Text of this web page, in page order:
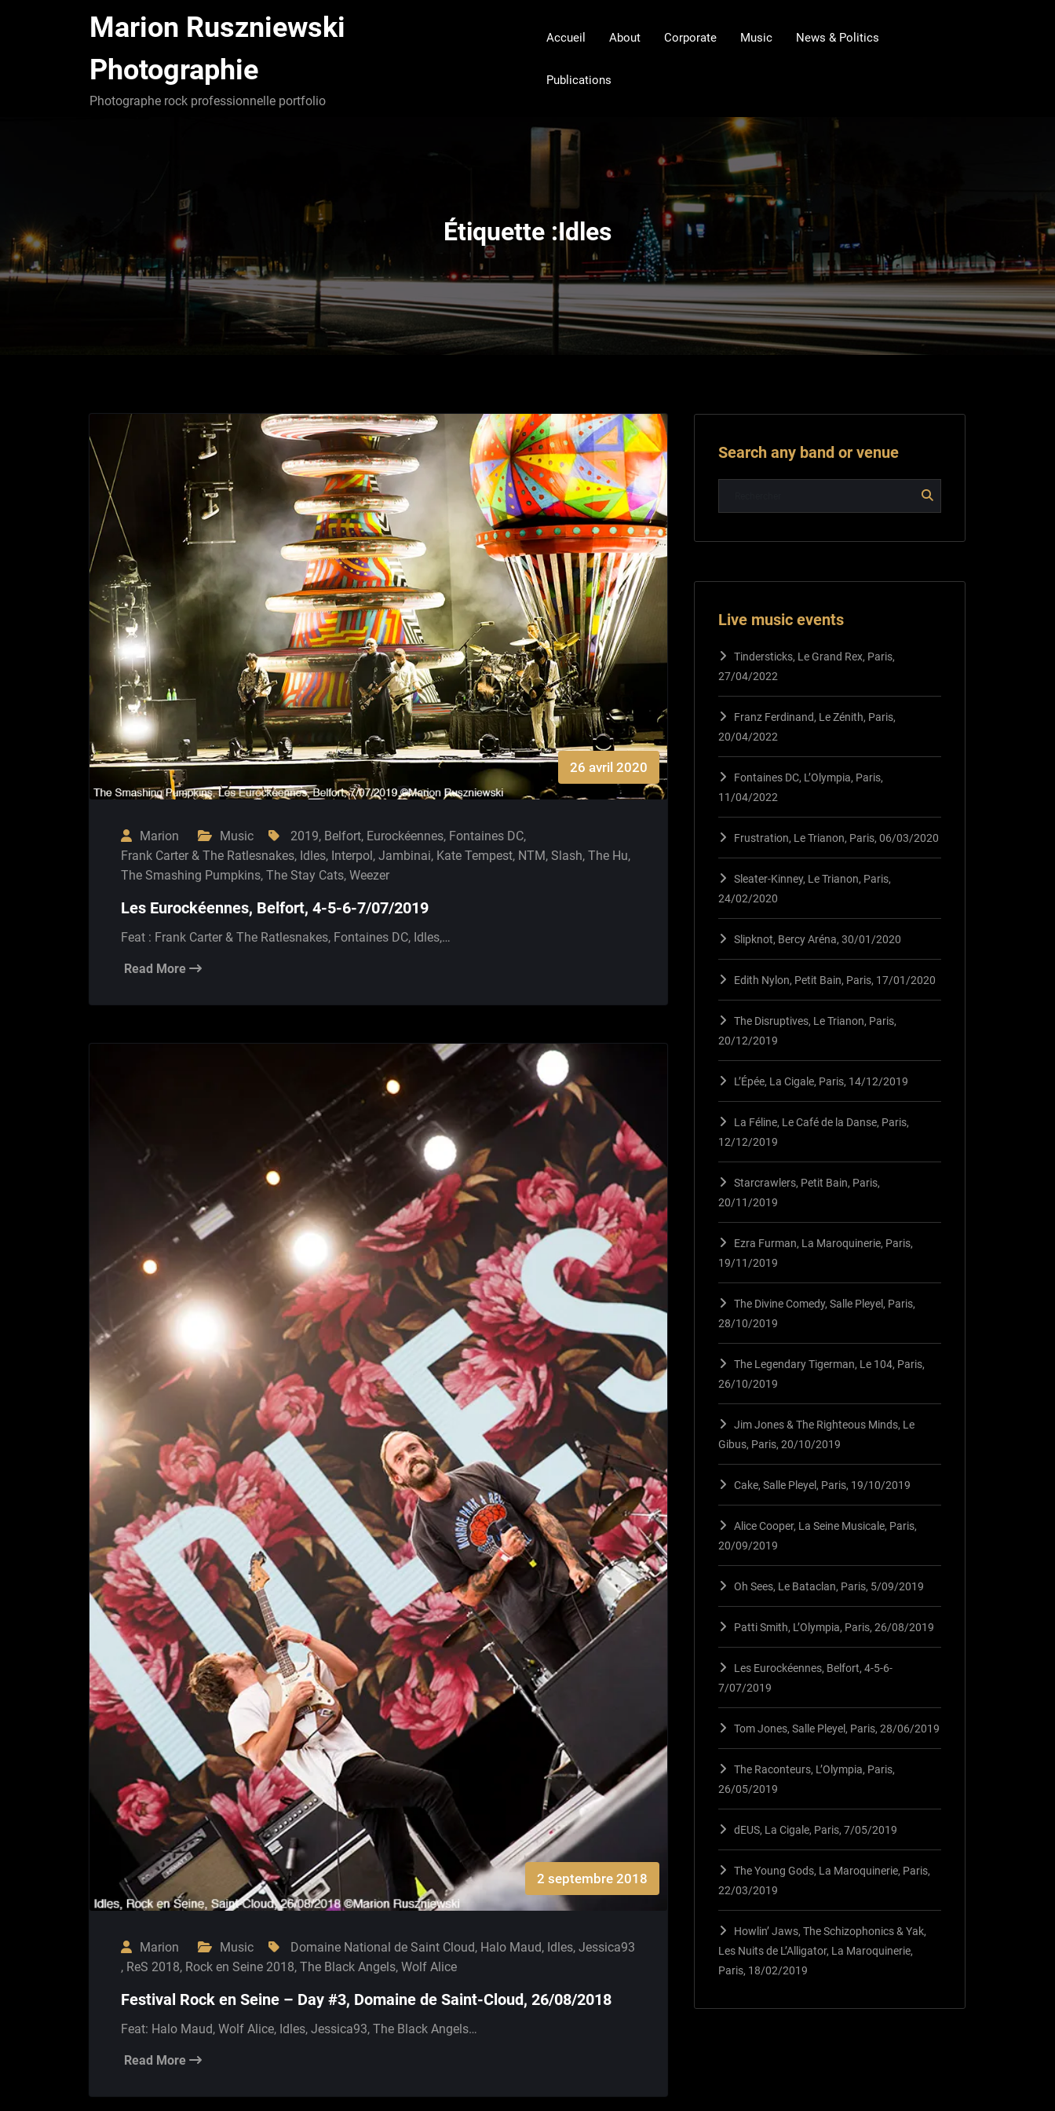
Marion Ruszniewski
Photographie
Photographe rock professionnelle portfolio
Accueil About Corporate Music News & Politics
Publications
Étiquette :Idles
26 avril 2020
Marion Music 2019, Belfort, Eurockéennes, Fontaines DC,
Frank Carter & The Ratlesnakes, Idles, Interpol, Jambinai, Kate Tempest, NTM, Slash, The Hu,
The Smashing Pumpkins, The Stay Cats, Weezer
Les Eurockéennes, Belfort, 4-5-6-7/07/2019
Feat : Frank Carter & The Ratlesnakes, Fontaines DC, Idles,…
Read More
2 septembre 2018
Marion Music Domaine National de Saint Cloud, Halo Maud, Idles, Jessica93
, ReS 2018, Rock en Seine 2018, The Black Angels, Wolf Alice
Festival Rock en Seine – Day #3, Domaine de Saint-Cloud, 26/08/2018
Feat: Halo Maud, Wolf Alice, Idles, Jessica93, The Black Angels…
Read More
Search any band or venue
Live music events
Tindersticks, Le Grand Rex, Paris,
27/04/2022
Franz Ferdinand, Le Zénith, Paris,
20/04/2022
Fontaines DC, L’Olympia, Paris,
11/04/2022
Frustration, Le Trianon, Paris, 06/03/2020
Sleater-Kinney, Le Trianon, Paris,
24/02/2020
Slipknot, Bercy Aréna, 30/01/2020
Edith Nylon, Petit Bain, Paris, 17/01/2020
The Disruptives, Le Trianon, Paris,
20/12/2019
L’Épée, La Cigale, Paris, 14/12/2019
La Féline, Le Café de la Danse, Paris,
12/12/2019
Starcrawlers, Petit Bain, Paris,
20/11/2019
Ezra Furman, La Maroquinerie, Paris,
19/11/2019
The Divine Comedy, Salle Pleyel, Paris,
28/10/2019
The Legendary Tigerman, Le 104, Paris,
26/10/2019
Jim Jones & The Righteous Minds, Le
Gibus, Paris, 20/10/2019
Cake, Salle Pleyel, Paris, 19/10/2019
Alice Cooper, La Seine Musicale, Paris,
20/09/2019
Oh Sees, Le Bataclan, Paris, 5/09/2019
Patti Smith, L’Olympia, Paris, 26/08/2019
Les Eurockéennes, Belfort, 4-5-6-
7/07/2019
Tom Jones, Salle Pleyel, Paris, 28/06/2019
The Raconteurs, L’Olympia, Paris,
26/05/2019
dEUS, La Cigale, Paris, 7/05/2019
The Young Gods, La Maroquinerie, Paris,
22/03/2019
Howlin’ Jaws, The Schizophonics & Yak,
Les Nuits de L’Alligator, La Maroquinerie,
Paris, 18/02/2019